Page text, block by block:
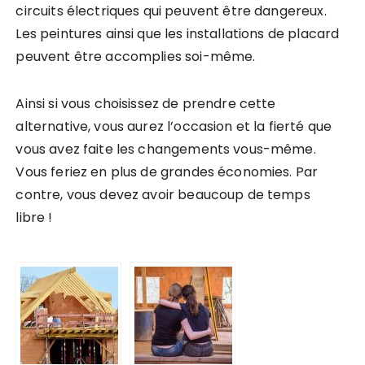
circuits électriques qui peuvent être dangereux.
Les peintures ainsi que les installations de placard
peuvent être accomplies soi-même.
Ainsi si vous choisissez de prendre cette
alternative, vous aurez l’occasion et la fierté que
vous avez faite les changements vous-même.
Vous feriez en plus de grandes économies. Par
contre, vous devez avoir beaucoup de temps
libre !